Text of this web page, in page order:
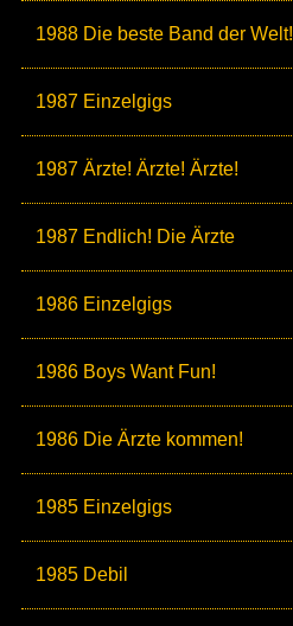
1988 Die beste Band der Welt!
1987 Einzelgigs
1987 Ärzte! Ärzte! Ärzte!
1987 Endlich! Die Ärzte
1986 Einzelgigs
1986 Boys Want Fun!
1986 Die Ärzte kommen!
1985 Einzelgigs
1985 Debil